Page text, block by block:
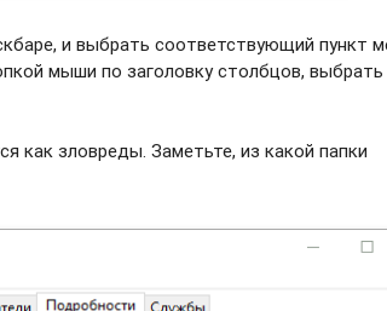
и выбрать соотвeтствующий пункт
мыши по заголовку столбцов, выбрать
как зловреды. Заметьте, из какой папки